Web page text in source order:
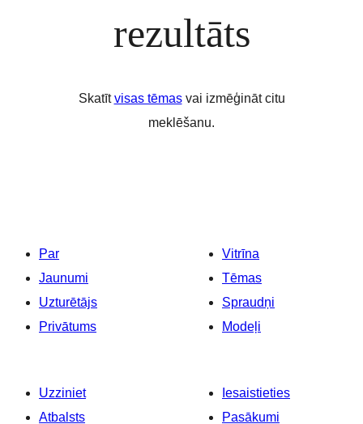
rezultāts
Skatītvisas tēmasvai izmēģināt citu
meklēšanu.
Par
Jaunumi
Uzturētājs
Privātums
Vitrīna
Tēmas
Spraudņi
Modeļi
Uzziniet
Atbalsts
Iesaistieties
Pasākumi